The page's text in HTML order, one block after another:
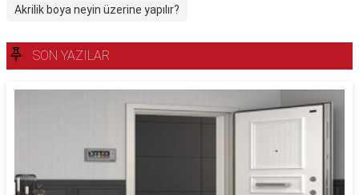
Akrilik boya neyin üzerine yapılır?
SON YAZILAR